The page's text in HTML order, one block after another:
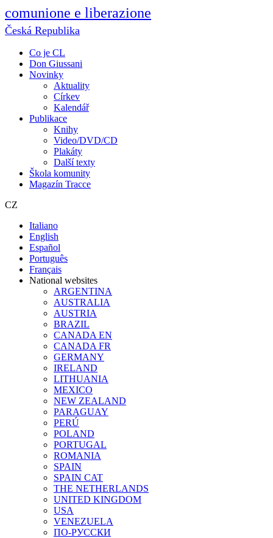
comunione e liberazione
Česká Republika
Co je CL
Don Giussani
Novinky
Aktuality
Církev
Kalendář
Publikace
Knihy
Video/DVD/CD
Plakáty
Další texty
Škola komunity
Magazín Tracce
CZ
Italiano
English
Español
Português
Français
National websites
ARGENTINA
AUSTRALIA
AUSTRIA
BRAZIL
CANADA EN
CANADA FR
GERMANY
IRELAND
LITHUANIA
MEXICO
NEW ZEALAND
PARAGUAY
PERÚ
POLAND
PORTUGAL
ROMANIA
SPAIN
SPAIN CAT
THE NETHERLANDS
UNITED KINGDOM
USA
VENEZUELA
ПО-РУССКИ